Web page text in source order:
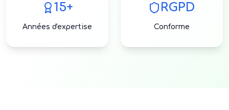
15+
Années d'expertise
RGPD
Conforme